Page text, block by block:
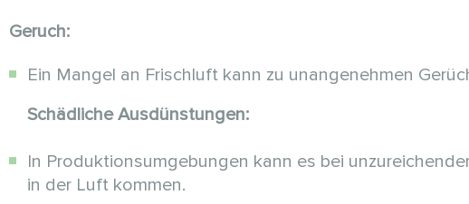
Geruch:
Ein Mangel an Frischluft kann zu unangenehmen
Schädliche Ausdünstungen:
In Produktionsumgebungen kann es bei
in der Luft kommen.